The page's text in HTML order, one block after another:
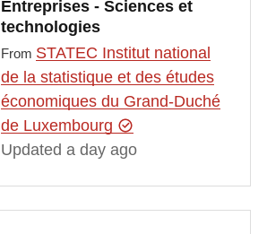
Entreprises - Sciences et
technologies
From STATEC Institut national
de la statistique et des études
économiques du Grand-Duché
de Luxembourg
Updated a day ago